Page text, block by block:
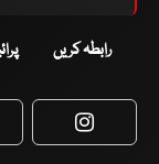
رابطہ کریں